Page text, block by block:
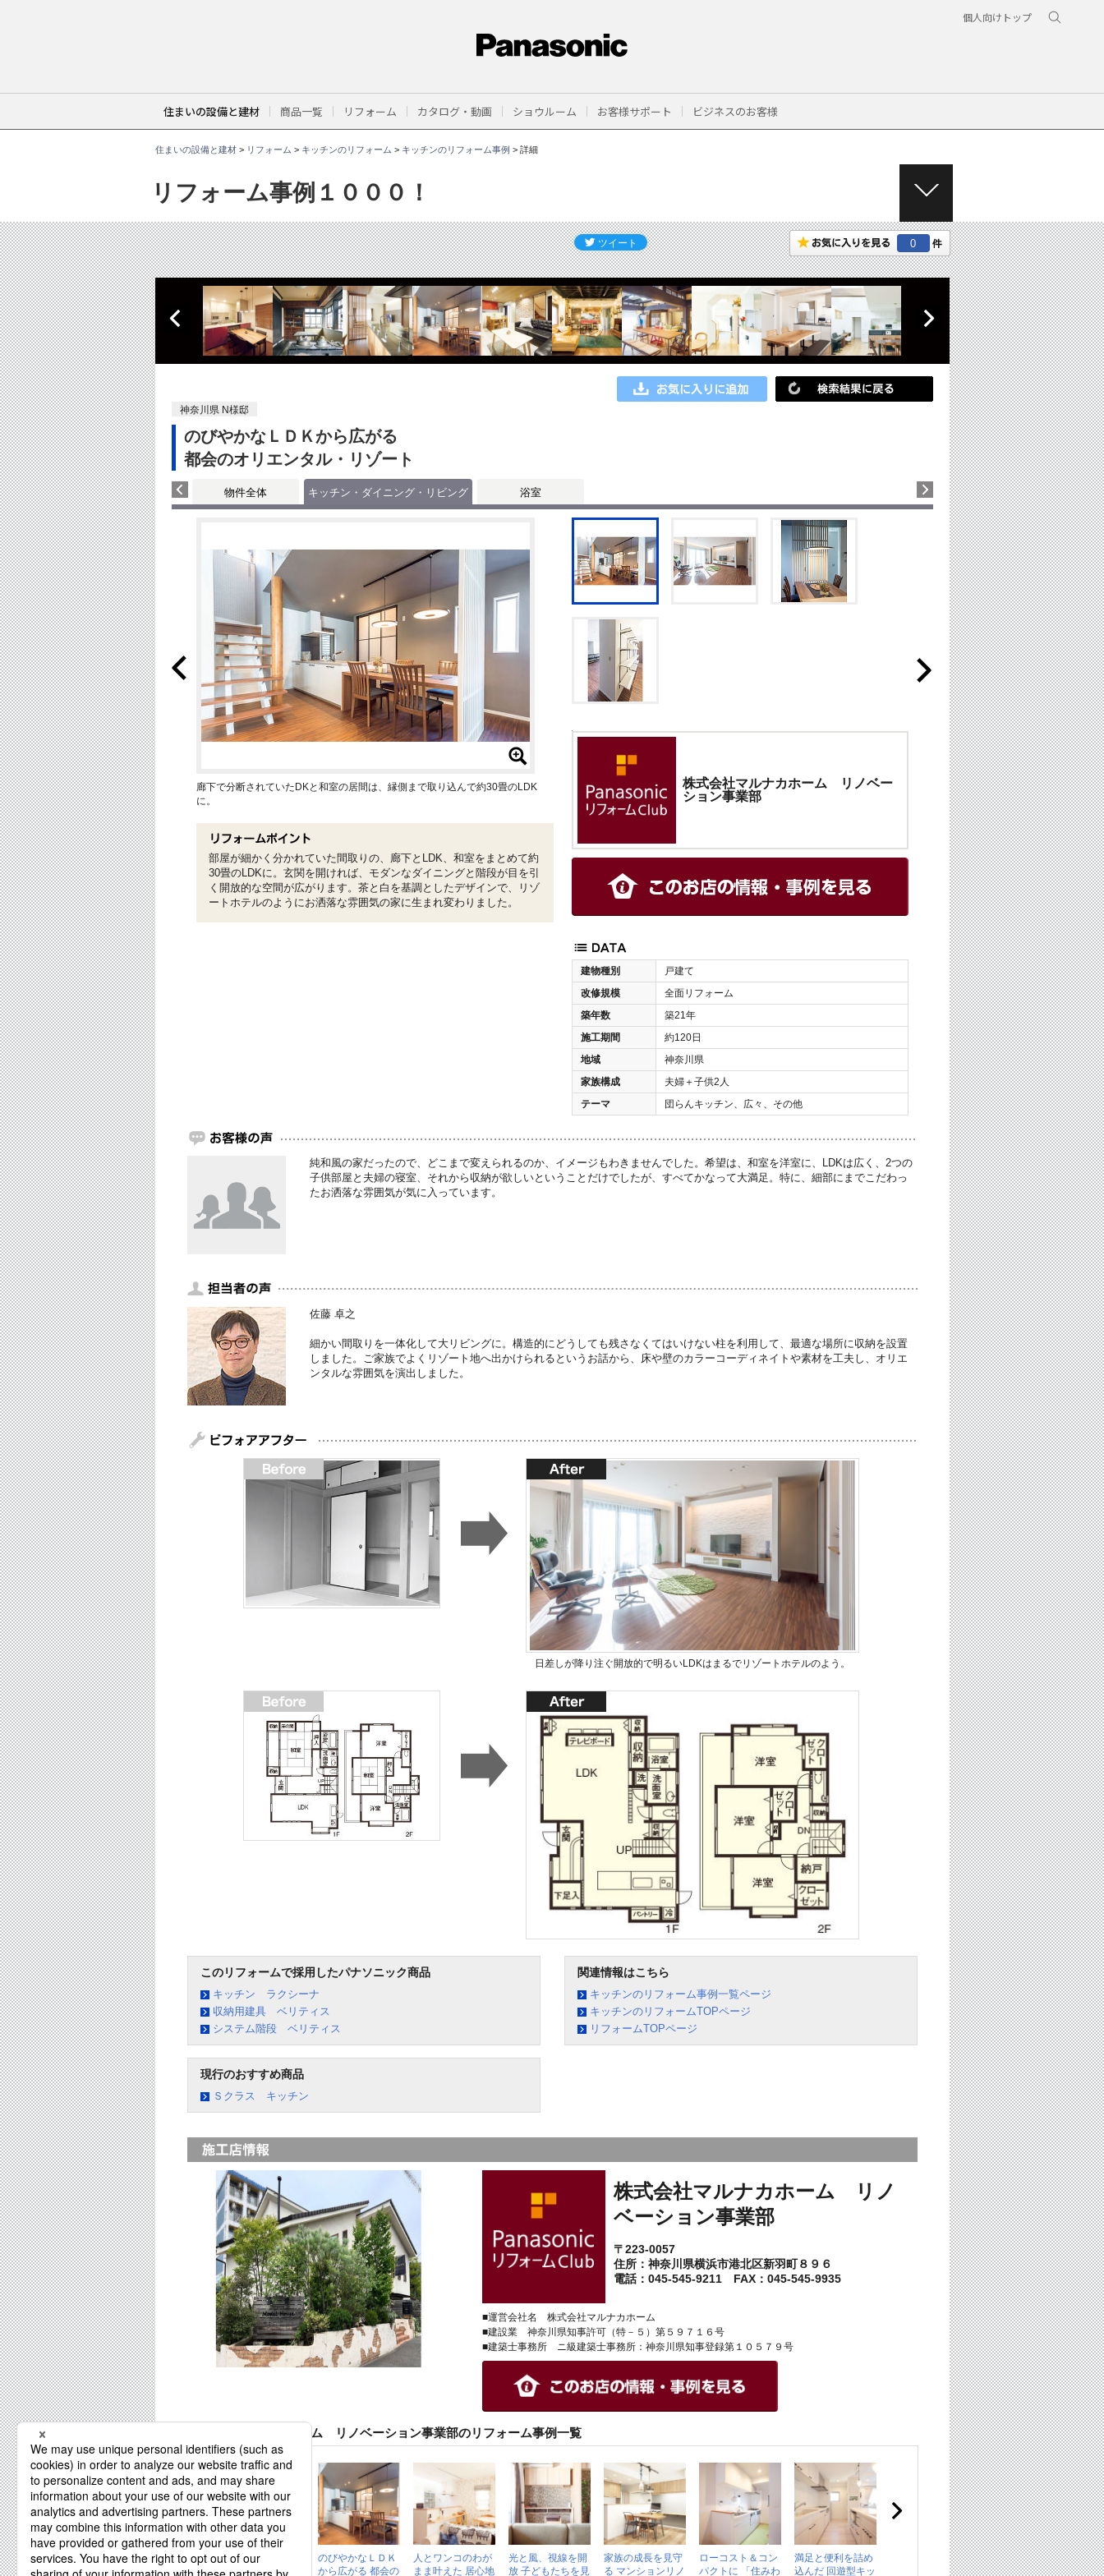
個人向けトップ
住まいの設備と建材 商品一覧 リフォーム カタログ・動画 ショウルーム お客様サポート ビジネスのお客様
住まいの設備と建材> リフォーム > キッチンのリフォーム > キッチンのリフォーム事例 > 詳細
リフォーム事例１０００！
E
N
。
0
神奈川県 N様邸
のびやかなＬＤＫから広がる
都会のオリエンタル・リゾート
物件全体 キッチン・ダイニング・リビング 浴室
株式会社マルナカホーム リノベー
ション事業部
建物種別
戸建て
改修規模
全面リフォーム
築年数
築21年
施工期間
約120日
地域
神奈川県
家族構成
夫婦＋子供2人
テーマ
団らんキッチン、広々、その他
廊下で分断されていたDKと和室の居間は、縁側まで取り込んで約30畳のLDK
に。
部屋が細かく分かれていた間取りの、廊下とLDK、和室をまとめて約
30畳のLDKに。玄関を開ければ、モダンなダイニングと階段が目を引
く開放的な空間が広がります。茶と白を基調としたデザインで、リゾ
ートホテルのようにお洒落な雰囲気の家に生まれ変わりました。
純和風の家だったので、どこまで変えられるのか、イメージもわきませんでした。希望は、和室を洋室に、LDKは広く、2つの
子供部屋と夫婦の寝室、それから収納が欲しいということだけでしたが、すべてかなって大満足。特に、細部にまでこだわっ
たお洒落な雰囲気が気に入っています。
佐藤 卓之
細かい間取りを一体化して大リビングに。構造的にどうしても残さなくてはいけない柱を利用して、最適な場所に収納を設置
しました。ご家族でよくリゾート地へ出かけられるというお話から、床や壁のカラーコーディネイトや素材を工夫し、オリエ
ンタルな雰囲気を演出しました。
日差しが降り注ぐ開放的で明るいLDKはまるでリゾートホテルのよう。
このリフォームで採用したパナソニック商品
キッチン ラクシーナ
収納用建具 ベリティス
システム階段 ベリティス
現行のおすすめ商品
Ｓクラス キッチン
関連情報はこちら
キッチンのリフォーム事例一覧ページ
キッチンのリフォームTOPページ
リフォームTOPページ
株式会社マルナカホーム リノ
ベーション事業部
〒223-0057
住所：神奈川県横浜市港北区新羽町８９６
電話：045-545-9211 FAX：045-545-9935
■運営会社名 株式会社マルナカホーム
■建設業 神奈川県知事許可（特－５）第５９７１６号
■建築士事務所 ニ級建築士事務所：神奈川県知事登録第１０５７９号
株式会社マルナカホーム リノベーション事業部のリフォーム事例一覧
木のぬくもりを受
け継いだ、 ヴィン
のびやかなＬＤＫ
から広がる 都会の
人とワンコのわが
まま叶えた 居心地
光と風、視線を開
放 子どもたちを見
家族の成長を見守
る マンションリノ
ローコスト＆コン
パクトに 「住みわ
満足と便利を詰め
込んだ 回遊型キッ